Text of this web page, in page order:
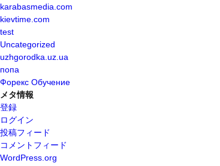
karabasmedia.com
kievtime.com
test
Uncategorized
uzhgorodka.uz.ua
попа
Форекс Обучение
メタ情報
登録
ログイン
投稿フィード
コメントフィード
WordPress.org